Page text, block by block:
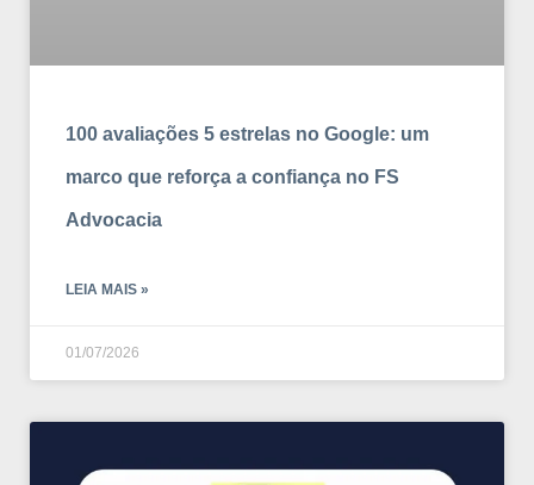
100 avaliações 5 estrelas no Google: um
marco que reforça a confiança no FS
Advocacia
LEIA MAIS »
01/07/2026